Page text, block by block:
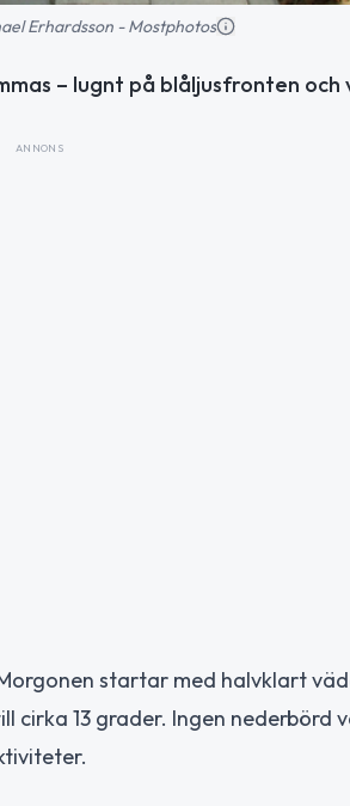
Erhardsson - Mostphotos
– lugnt på blåljusfronten
ANNONS
startar med halvklart
13 grader. Ingen nederbörd